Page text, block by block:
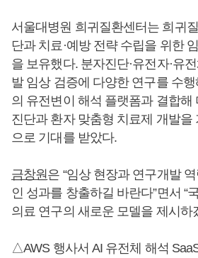
서울대병원 희귀질환센터는 희귀
단과 치료·예방 전략 수립을 위한
을 보유했다. 분자진단·유전자·유
발 임상 검증에 다양한 연구를 수
의 유전변이 해석 플랫폼과 결합해
진단과 환자 맞춤형 치료제 개발을
으로 기대를 받았다.
금창원은 “임상 현장과 연구개발
인 성과를 창출하길 바란다”면서 “
의료 연구의 새로운 모델을 제시하
△AWS 행사서 AI 유전체 해석